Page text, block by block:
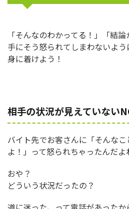
「そんなのわかってる！」「結
手にそう怒られてしまわないよ
身に着けよう！
相手の状況が見えていない
バイト先でお客さんに「そんな
よ！」って怒られちゃったんだよ
おや？
どういう状況だったの？